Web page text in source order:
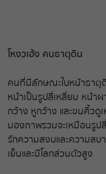
โหงวเฮ้ง คนธาตุดิน
คนที่มีลักษณะใบหน้าธาตุ
หน้าเป็นรูปสี่เหลี่ยม หน้า
กว้าง หูกว้าง และขนคิ้วดู
มองภาพรวมจะเหมือนรู
รักความสงบและความส
เย็นและมีโลกส่วนตัวสูง